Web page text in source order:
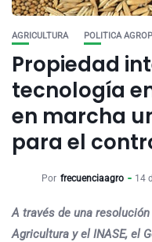
AGRICULTURA POLITICA
Propiedad
tecnología
en marcha
para el
Por frecuenciaagro 14
A través de una
Agricultura y el INASE, el